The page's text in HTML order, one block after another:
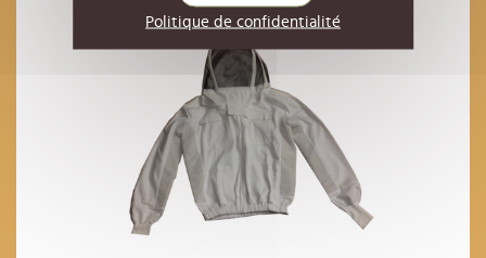
Politique de confidentialité